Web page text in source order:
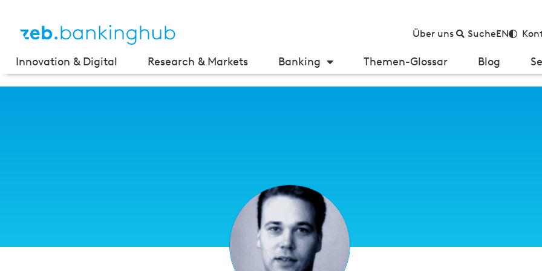
Über uns SucheEN
Innovation & Digital Research & Markets Banking Themen-Glossar Blog